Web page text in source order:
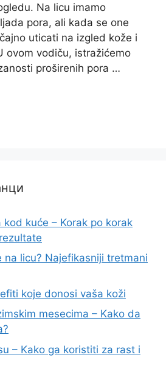
Na licu imamo
pora, ali kada se one
uticati na izgled kože i
ovom vodiču, istražićemo
proširenih pora …
kuće – Korak po korak
na licu? Najefikasniji tretmani
koje donosi vaša koži
mesecima – Kako da
– Kako ga koristiti za rast i